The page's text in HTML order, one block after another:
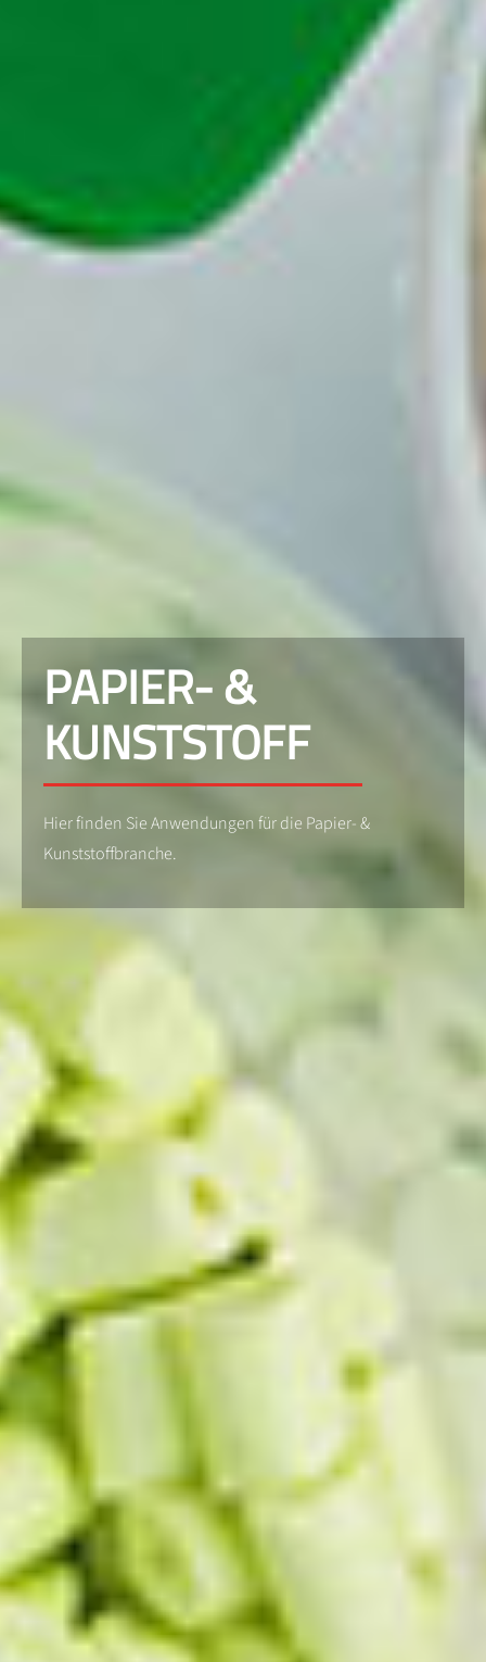
PAPIER- &
KUNSTSTOFF
Hier finden Sie Anwendungen für die Papier- &
Kunststoffbranche.